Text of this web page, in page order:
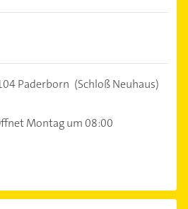
Paderborn (Schloß Neuhaus)
Montag um 08:00